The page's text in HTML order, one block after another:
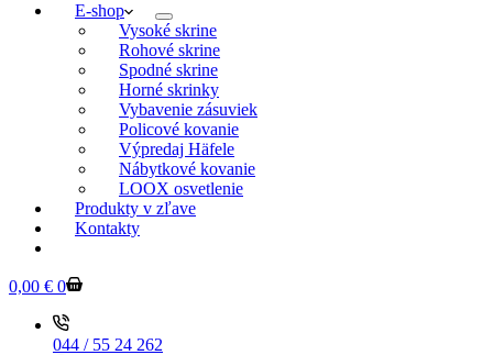
E-shop
Vysoké skrine
Rohové skrine
Spodné skrine
Horné skrinky
Vybavenie zásuviek
Policové kovanie
Výpredaj Häfele
Nábytkové kovanie
LOOX osvetlenie
Produkty v zľave
Kontakty
0,00 € 0
044 / 55 24 262